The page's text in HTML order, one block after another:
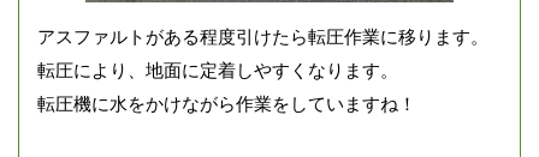
アスファルトがある程度引けたら転圧作業に移ります。
転圧により、地面に定着しやすくなります。
転圧機に水をかけながら作業をしていますね！